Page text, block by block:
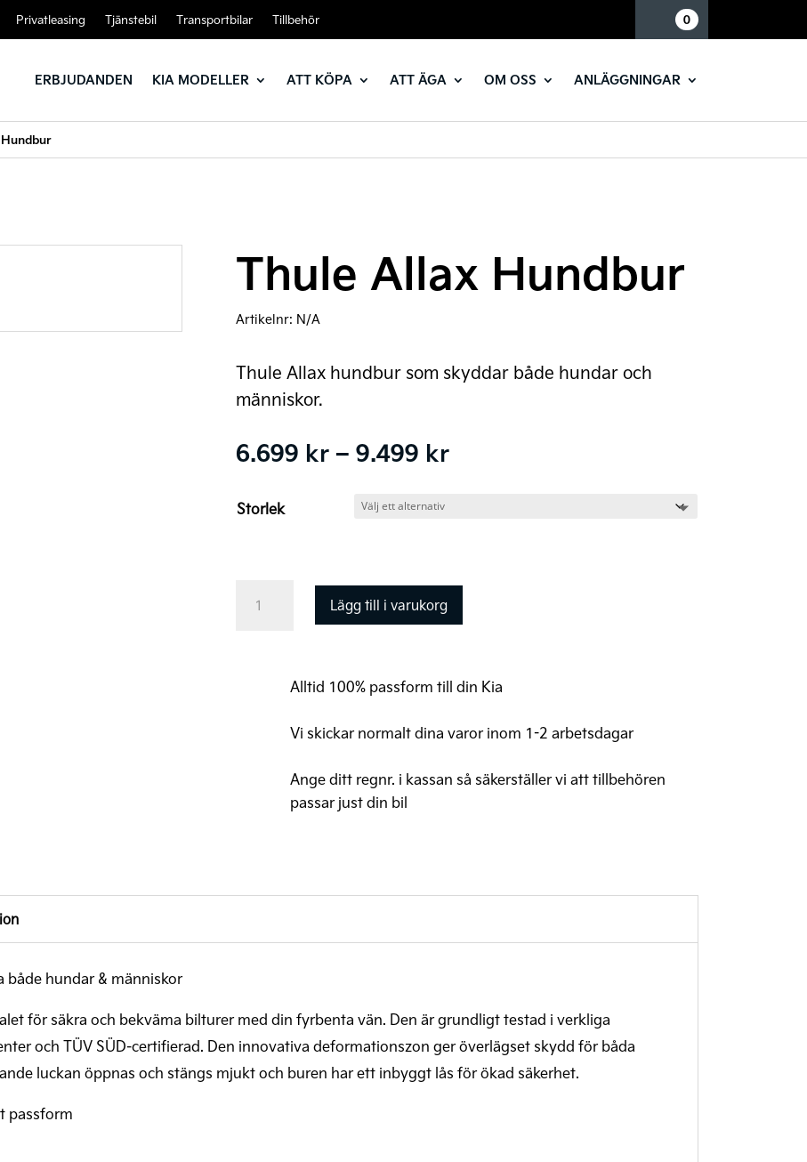
Privatleasing Tjänstebil Transportbilar Tillbehör 0
ERBJUDANDEN KIA MODELLER ATT KÖPA ATT ÄGA OM OSS ANLÄGGNINGAR
Thule Allax Hundbur
Artikelnr: N/A
Thule Allax hundbur som skyddar både hundar och
människor.
6.699 kr – 9.499 krPrisintervall:
Storlek
Lägg till i varukorg
Alltid 100% passform till din Kia
Vi skickar normalt dina varor inom 1-2 arbetsdagar
Ange ditt regnr. i kassan så säkerställer vi att tillbehören
passar just din bil
hundar & människor
för säkra och bekväma bilturer med din fyrbenta vän. Den är grundligt testad i verkliga
och TÜV SÜD-certifierad. Den innovativa deformationszon ger överlägset skydd för båda
luckan öppnas och stängs mjukt och buren har ett inbyggt lås för ökad säkerhet.
passform